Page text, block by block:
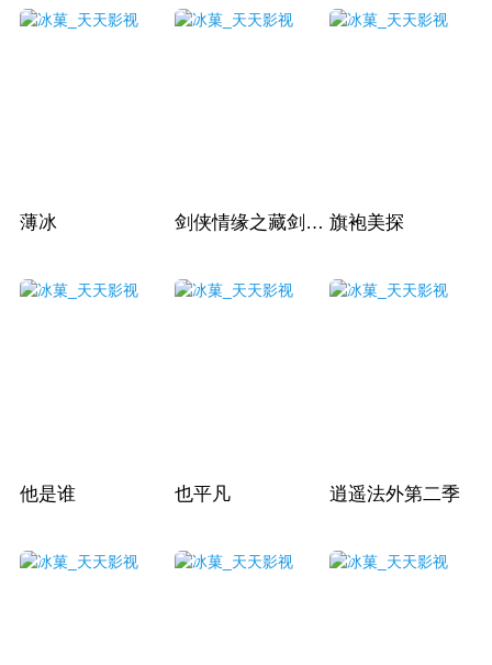
薄冰 剑侠情缘之藏剑山庄 旗袍美探
他是谁 也平凡 逍遥法外第二季